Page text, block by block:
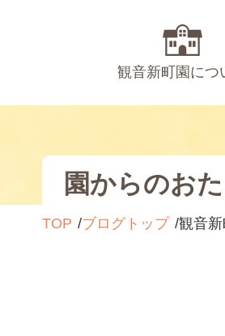
観音新町園につ
園からのお
TOP ブログトップ 観音